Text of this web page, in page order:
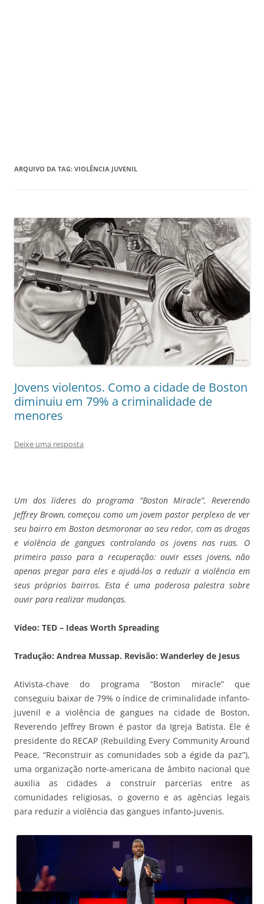
ARQUIVO DA TAG: VIOLÊNCIA JUVENIL
Jovens violentos. Como a cidade de Boston
diminuiu em 79% a criminalidade de
menores
Deixe uma resposta
Um dos líderes do programa “Boston Miracle”, Reverendo
Jeffrey Brown, começou como um jovem pastor perplexo de ver
seu bairro em Boston desmoronar ao seu redor, com as drogas
e violência de gangues controlando os jovens nas ruas. O
primeiro passo para a recuperação: ouvir esses jovens, não
apenas pregar para eles e ajudá-los a reduzir a violência em
seus próprios bairros. Esta é uma poderosa palestra sobre
ouvir para realizar mudanças.
Vídeo: TED – Ideas Worth Spreading
Tradução: Andrea Mussap. Revisão: Wanderley de Jesus
Ativista-chave do programa “Boston miracle” que
conseguiu baixar de 79% o índice de criminalidade infanto-
juvenil e a violência de gangues na cidade de Boston,
Reverendo Jeffrey Brown é pastor da Igreja Batista. Ele é
presidente do RECAP (Rebuilding Every Community Around
Peace, “Reconstruir as comunidades sob a égide da paz”),
uma organização norte-americana de âmbito nacional que
auxilia as cidades a construir parcerias entre as
comunidades religiosas, o governo e as agências legais
para reduzir a violência das gangues infanto-juvenis.